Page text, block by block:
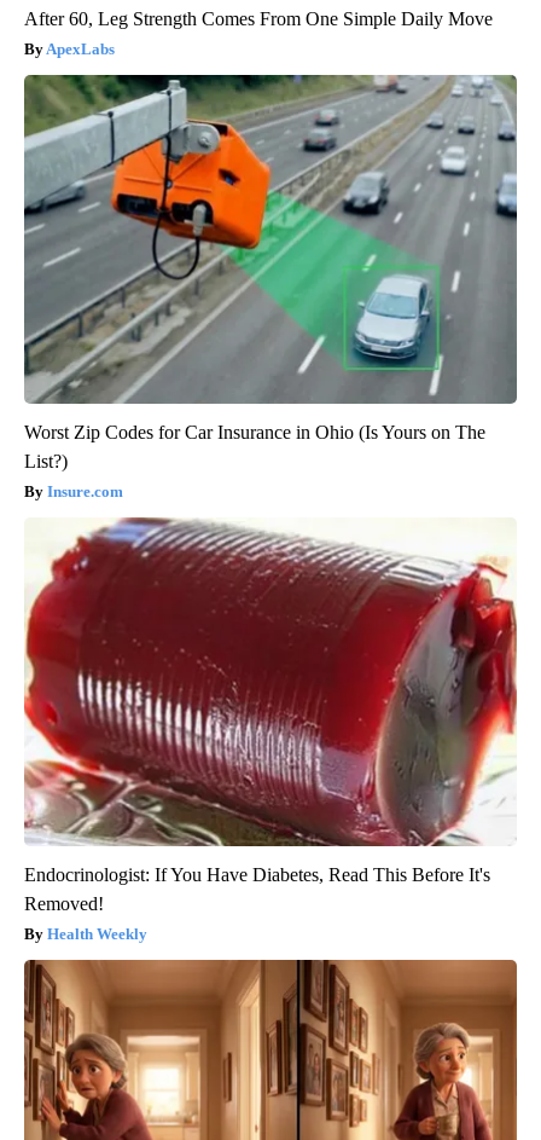
After 60, Leg Strength Comes From One Simple Daily Move
ApexLabs
Worst Zip Codes for Car Insurance in Ohio (Is Yours on The
List?)
Insure.com
Endocrinologist: If You Have Diabetes, Read This Before It's
Removed!
Health Weekly